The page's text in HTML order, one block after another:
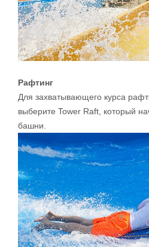
Рафтинг
Для захватывающего курса
выберите Tower Raft, который
башни.